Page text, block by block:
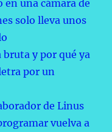
una cámara de
solo lleva unos
bruta y por qué ya
por un
de Linus
vuelva a